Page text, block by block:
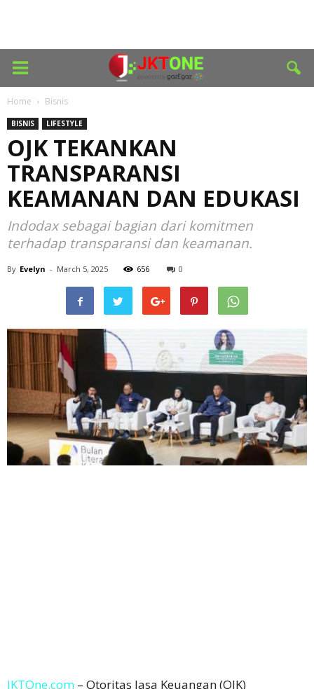
Home Bisnis
BISNIS LIFESTYLE
OJK TEKANKAN
TRANSPARANSI
KEAMANAN DAN EDUKASI
Indodax sebagai bagian dari komitmen
terhadap transparansi dan keamanan.
By Evelyn - March 5, 2025 656 0
JKTOne.com – Otoritas Jasa Keuangan (OJK)